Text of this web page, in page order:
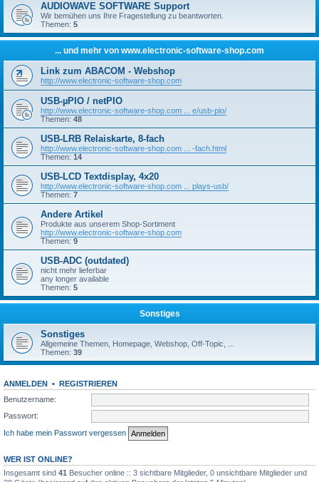
AUDIOWAVE SOFTWARE Support
Wir bemühen uns Ihre Fragestellung zu beantworten.
Themen: 5
... und mehr von www.electronic-software-shop.com
Link zum ABACOM - Webshop
http://www.electronic-software-shop.com
USB-µPIO / netPIO
http://www.electronic-software-shop.com ... e/usb-pio/
Themen: 48
USB-LRB Relaiskarte, 8-fach
http://www.electronic-software-shop.com ... -fach.html
Themen: 14
USB-LCD Textdisplay, 4x20
http://www.electronic-software-shop.com ... plays-usb/
Themen: 7
Andere Artikel
Produkte aus unserem Shop-Sortiment
http://www.electronic-software-shop.com
Themen: 9
USB-ADC (outdated)
nicht mehr lieferbar
any longer available
Themen: 5
Sonstiges
Sonstiges
Allgemeine Themen, Homepage, Webshop, Off-Topic, ...
Themen: 39
ANMELDEN • REGISTRIEREN
Benutzername:
Passwort:
Ich habe mein Passwort vergessen
WER IST ONLINE?
Insgesamt sind 41 Besucher online :: 3 sichtbare Mitglieder, 0 unsichtbare Mitglieder und